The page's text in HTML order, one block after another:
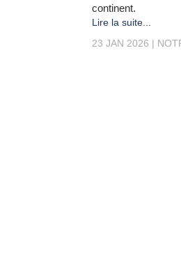
continent.
Lire la suite...
23 JAN 2026